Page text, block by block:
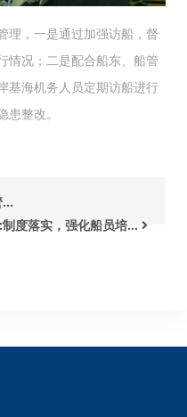
理，一是通过加强访船，督
情况；二是配合船东、船管
基海机务人员定期访船进行
整改。
度落实，强化船员培...